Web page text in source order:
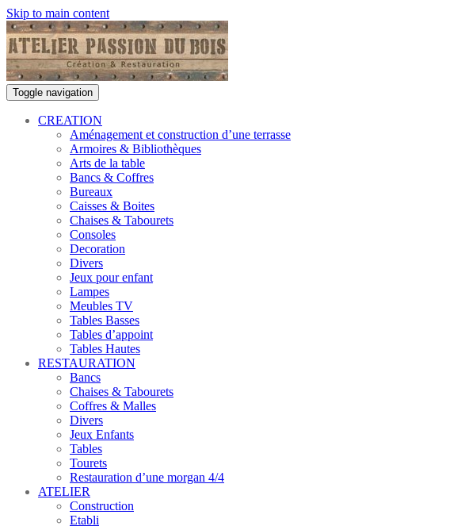
Skip to main content
Toggle navigation
CREATION
Aménagement et construction d’une terrasse
Armoires & Bibliothèques
Arts de la table
Bancs & Coffres
Bureaux
Caisses & Boites
Chaises & Tabourets
Consoles
Decoration
Divers
Jeux pour enfant
Lampes
Meubles TV
Tables Basses
Tables d’appoint
Tables Hautes
RESTAURATION
Bancs
Chaises & Tabourets
Coffres & Malles
Divers
Jeux Enfants
Tables
Tourets
Restauration d’une morgan 4/4
ATELIER
Construction
Etabli